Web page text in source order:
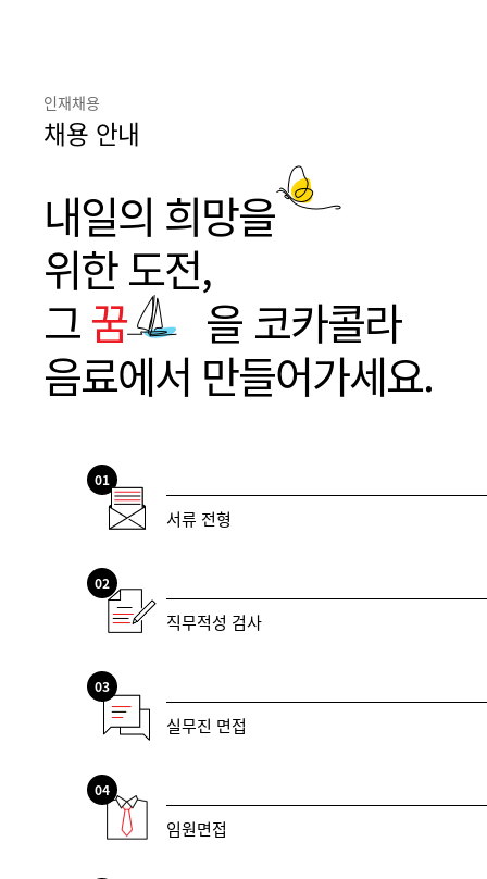
인재채용
채용 안내
내일의 희망을
위한 도전,
그꿈을 코카콜라
음료에서 만들어가세요.
01
서류 전형
02
직무적성 검사
03
실무진 면접
04
임원면접